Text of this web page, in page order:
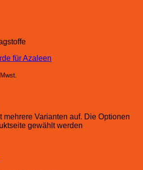
für Azaleen
mehrere Varianten auf. Die Optionen
gewählt werden